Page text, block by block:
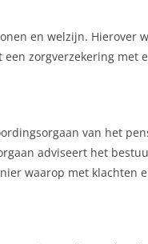
en welzijn. Hierover
zorgverzekering met
van het
adviseert het
waarop met klachten